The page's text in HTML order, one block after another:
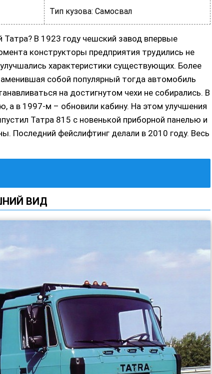
Тип кузова: Самосвал
В 1923 году чешский завод впервые
конструкторы предприятия трудились не
характеристики существующих. Более
собой популярный тогда автомобиль
на достигнутом чехи не собирались. В
а в 1997-м – обновили кабину. На этом улучшения
Татра 815 с новенькой приборной панелью и
Последний фейслифтинг делали в 2010 году. Весь
ВИД